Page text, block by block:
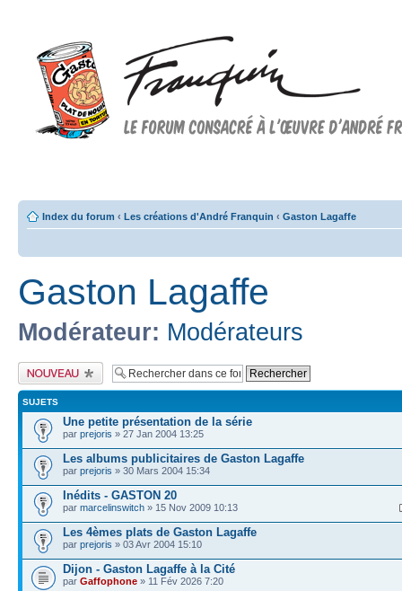
Index du forum ‹ Les créations d'André Franquin ‹ Gaston Lagaffe
Gaston Lagaffe
Modérateur: Modérateurs
Publier un nouveau
sujet
SUJETS
Une petite présentation de la série
par prejoris » 27 Jan 2004 13:25
Les albums publicitaires de Gaston Lagaffe
par prejoris » 30 Mars 2004 15:34
Inédits - GASTON 20
par marcelinswitch » 15 Nov 2009 10:13
Les 4èmes plats de Gaston Lagaffe
par prejoris » 03 Avr 2004 15:10
Dijon - Gaston Lagaffe à la Cité
par Gaffophone » 11 Fév 2026 7:20